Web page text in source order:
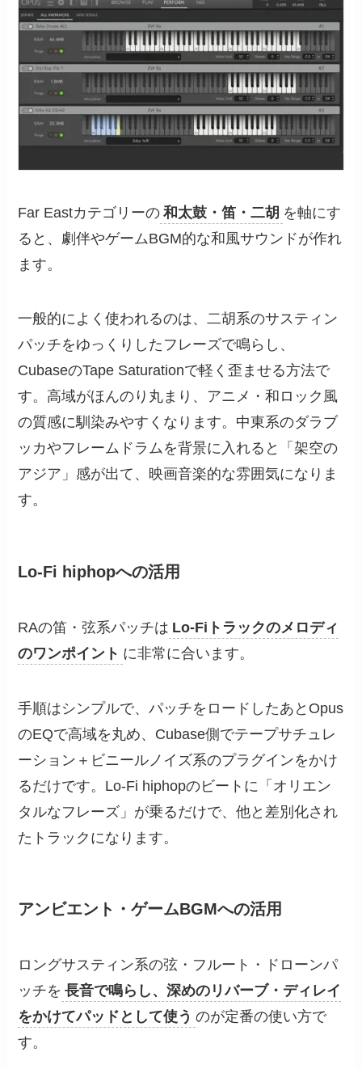
Far Eastカテゴリーの 和太鼓・笛・二胡 を軸にす
ると、劇伴やゲームBGM的な和風サウンドが作れ
ます。
一般的によく使われるのは、二胡系のサスティン
パッチをゆっくりしたフレーズで鳴らし、
CubaseのTape Saturationで軽く歪ませる方法で
す。高域がほんのり丸まり、アニメ・和ロック風
の質感に馴染みやすくなります。中東系のダラブ
ッカやフレームドラムを背景に入れると「架空の
アジア」感が出て、映画音楽的な雰囲気になりま
す。
Lo-Fi hiphopへの活用
RAの笛・弦系パッチは Lo-Fiトラックのメロディ
のワンポイント に非常に合います。
手順はシンプルで、パッチをロードしたあとOpus
のEQで高域を丸め、Cubase側でテープサチュレ
ーション＋ビニールノイズ系のプラグインをかけ
るだけです。Lo-Fi hiphopのビートに「オリエン
タルなフレーズ」が乗るだけで、他と差別化され
たトラックになります。
アンビエント・ゲームBGMへの活用
ロングサスティン系の弦・フルート・ドローンパ
ッチを 長音で鳴らし、深めのリバーブ・ディレイ
をかけてパッドとして使う のが定番の使い方で
す。